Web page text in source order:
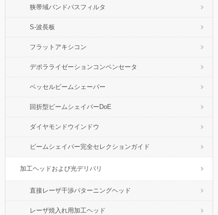
狭帯域バンドパスフィルタ
S-波長板
フラットアキシコン
デポラライゼーションコンペンセータ
ベッセルビームシェーパー
回折型ビームシェイパーDoE
ダイヤモンドウインドウ
ビームシェイパー完全セレクションガイド
加工ヘッドおよび光デリバリ
直接レーザ干渉パターニングヘッド
レーザ焼入れ用加工ヘッド